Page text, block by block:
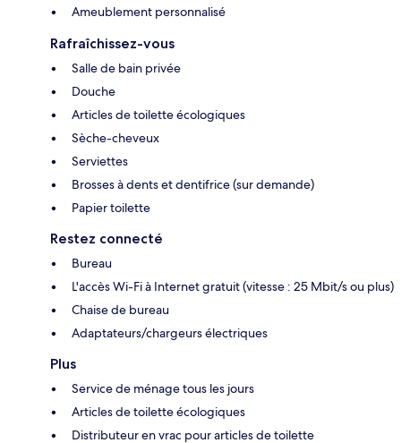
Ameublement personnalisé
Rafraîchissez-vous
Salle de bain privée
Douche
Articles de toilette écologiques
Sèche-cheveux
Serviettes
Brosses à dents et dentifrice (sur demande)
Papier toilette
Restez connecté
Bureau
L'accès Wi-Fi à Internet gratuit (vitesse : 25 Mbit/s ou plus)
Chaise de bureau
Adaptateurs/chargeurs électriques
Plus
Service de ménage tous les jours
Articles de toilette écologiques
Distributeur en vrac pour articles de toilette